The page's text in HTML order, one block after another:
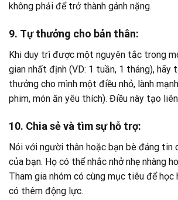
không phải để trở thành gánh nặng.
9. Tự thưởng cho bản thân:
Khi duy trì được một nguyên tắc trong
gian nhất định (VD: 1 tuần, 1 tháng), hãy
thưởng cho mình một điều nhỏ, lành
phim, món ăn yêu thích). Điều này tạo
10. Chia sẻ và tìm sự hỗ trợ:
Nói với người thân hoặc bạn bè đáng tin
của bạn. Họ có thể nhắc nhở nhẹ nhàng
Tham gia nhóm có cùng mục tiêu để học
có thêm động lực.